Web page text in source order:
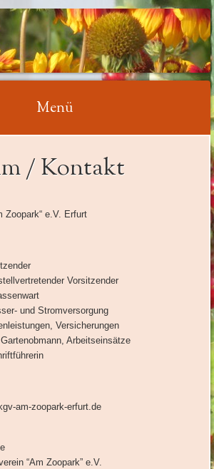
Menü
/ Kontakt
Zoopark“ e.V. Erfurt
Vorsitzender
und Stromversorgung
Versicherungen
Arbeitseinsätze
am-zoopark-erfurt.de
“Am Zoopark” e.V.